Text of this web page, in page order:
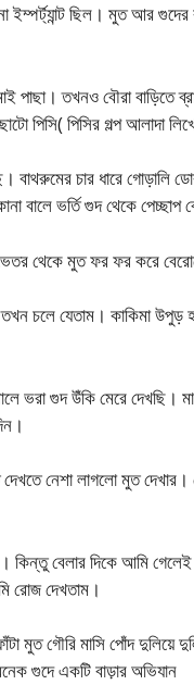
ইম্পর্ট্যান্ট ছিল। মুত আর
পাছা। তখনও বৌরা
পিসি( পিসির গল্প আলাদা
বাথরুমের চার ধারে গোড়ালি
বালে ভর্তি গুদ থেকে পেচ্ছাপ
থেকে মুত ফর ফর করে
তখন চলে যেতাম। কাকিমা
ভরা গুদ উঁকি মেরে দেখছি।
দেখতে নেশা লাগলো মুত
কিন্তু বেলার দিকে আমি
রোজ দেখতাম।
মুত গৌরি মাসি পোঁদ
গুদে একটি বাড়ার অভিযান